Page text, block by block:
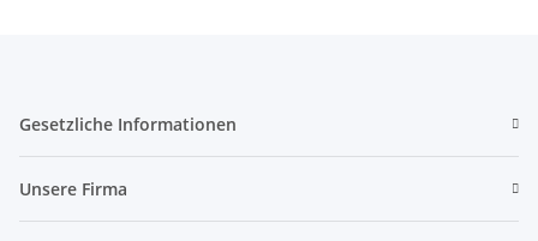
Gesetzliche Informationen
Unsere Firma